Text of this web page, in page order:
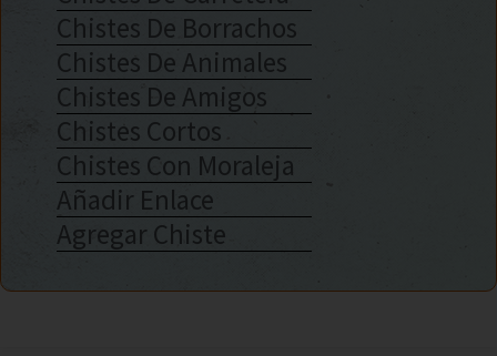
Chistes De Borrachos
Chistes De Animales
Chistes De Amigos
Chistes Cortos
Chistes Con Moraleja
Añadir Enlace
Agregar Chiste